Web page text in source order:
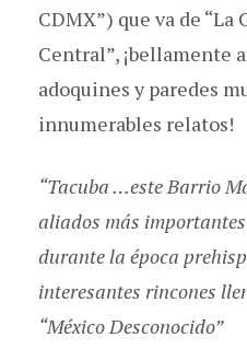
CDMX”) que va de “La
Central”, ¡bellamente
adoquines y paredes
innumerables relatos!
“Tacuba …este Barrio
aliados más
durante la época
interesantes rincones
“México Desconocido”